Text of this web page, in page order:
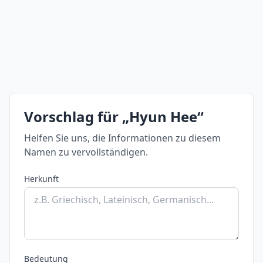
Vorschlag für „Hyun Hee“
Helfen Sie uns, die Informationen zu diesem
Namen zu vervollständigen.
Herkunft
Bedeutung